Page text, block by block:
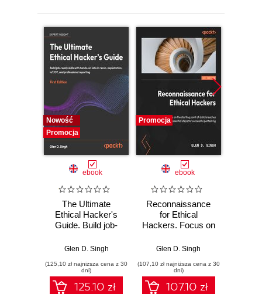
Nowość
Promocja
ebook
The Ultimate
Ethical Hacker's
Guide. Build job-
hands-on labs in
IoT/OT, and
professional
reporting
Glen D. Singh
(125,10 zł najniższa cena z 30
dni)
125.10 zł
Promocja
ebook
Reconnaissance
for Ethical
Hackers. Focus on
data breaches and
steps for
successful
pentesting
Glen D. Singh
(107,10 zł najniższa cena z 30
dni)
107.10 zł